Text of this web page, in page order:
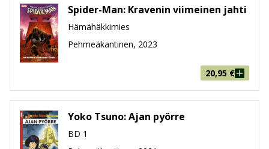
Spider-Man: Kravenin viimeinen jahti
Hämähäkkimies
Pehmeäkantinen, 2023
20,95 €
Yoko Tsuno: Ajan pyörre
BD 1